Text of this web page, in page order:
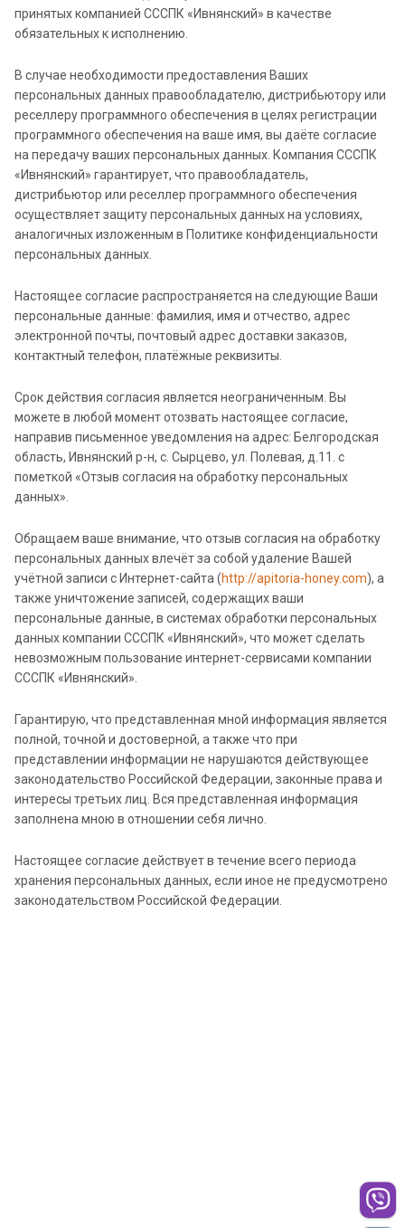
принятых компанией СССПК «Ивнянский» в качестве
обязательных к исполнению.
В случае необходимости предоставления Ваших
персональных данных правообладателю, дистрибьютору или
реселлеру программного обеспечения в целях регистрации
программного обеспечения на ваше имя, вы даёте согласие
на передачу ваших персональных данных. Компания СССПК
«Ивнянский» гарантирует, что правообладатель,
дистрибьютор или реселлер программного обеспечения
осуществляет защиту персональных данных на условиях,
аналогичных изложенным в Политике конфиденциальности
персональных данных.
Настоящее согласие распространяется на следующие Ваши
персональные данные: фамилия, имя и отчество, адрес
электронной почты, почтовый адрес доставки заказов,
контактный телефон, платёжные реквизиты.
Срок действия согласия является неограниченным. Вы
можете в любой момент отозвать настоящее согласие,
направив письменное уведомления на адрес: Белгородская
область, Ивнянский р-н, с. Сырцево, ул. Полевая, д.11. с
пометкой «Отзыв согласия на обработку персональных
данных».
Обращаем ваше внимание, что отзыв согласия на обработку
персональных данных влечёт за собой удаление Вашей
учётной записи с Интернет-сайта (http://apitoria-honey.com), а
также уничтожение записей, содержащих ваши
персональные данные, в системах обработки персональных
данных компании СССПК «Ивнянский», что может сделать
невозможным пользование интернет-сервисами компании
СССПК «Ивнянский».
Гарантирую, что представленная мной информация является
полной, точной и достоверной, а также что при
представлении информации не нарушаются действующее
законодательство Российской Федерации, законные права и
интересы третьих лиц. Вся представленная информация
заполнена мною в отношении себя лично.
Настоящее согласие действует в течение всего периода
хранения персональных данных, если иное не предусмотрено
законодательством Российской Федерации.